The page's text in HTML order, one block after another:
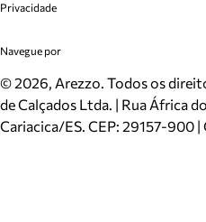
Mapa do Site
Inverno
Mundo Arezzo
Cadastro
Meus Pedidos
Trocas e Devoluções
Cartão Presente
Localizador de lojas
Privacidade
Politica e Privacidade
Navegue por
Sapatos
Bolsas
Scarpins
©2026, Arezzo. Todos os
de Calçados Ltda. | Rua África
Cariacica/ES. CEP: 29157-900